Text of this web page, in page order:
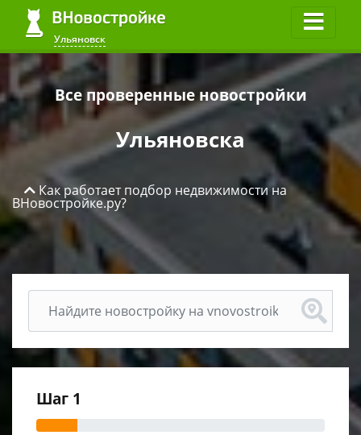
Ульяновск
Ульяновск
Все проверенные новостройки
Ульяновска
Как работает подбор недвижимости на
ВНовостройке.ру?
Шаг 1